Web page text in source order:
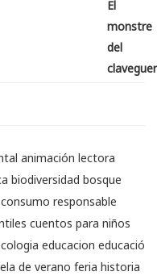
animación lectora
biodiversidad bosque
consumo responsable
cuentos para niños
educacion educació
de verano feria historia